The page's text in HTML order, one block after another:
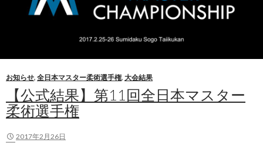
お知らせ, 全日本マスター柔術選手権, 大会結果
【公式結果】第11回全日本マスター
柔術選手権
2017年2月26日